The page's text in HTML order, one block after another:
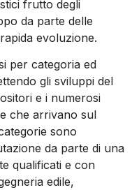
frutto degli
da parte delle
evoluzione.
per categoria ed
gli sviluppi del
e i numerosi
che arrivano sul
sono
da parte di una
qualificati e con
edile,